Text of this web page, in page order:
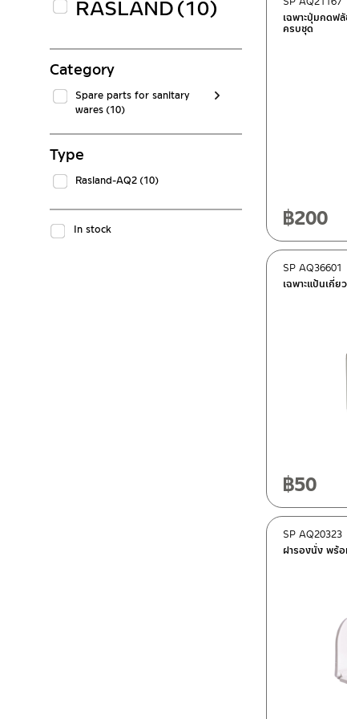
เฉพาะปุ่มกดฟ
ครบชุด
฿200
เฉพาะแป้นเกี่
SP AQ36601
฿50
ฝารองนั่ง พร้
SP AQ20323
RASLAND(10)
Category
Spare parts for sanitary
wares (10)
Type
Rasland-AQ2 (10)
In stock